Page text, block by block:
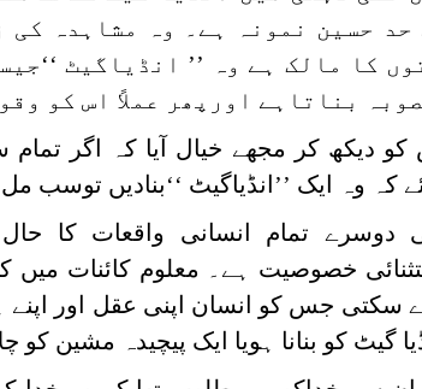
حد حسین نمونہ ہے۔ وہ مشاہدہ
کا مالک ہے وہ ’’ انڈیاگیٹ
بناتاہے اورپھر عملاً اس کو
کو دیکھ کر مجھے خیال آیا کہ اگر تمام
کہ وہ ایک ’’انڈیاگیٹ ‘‘بنادیں
دوسرے تمام انسانی واقعات کا
خصوصیت ہے۔ معلوم کائنات
سکتی جس کو انسان اپنی عقل اور اپنے
گیٹ کو بنانا ہویا ایک پیچیدہ مشین کو